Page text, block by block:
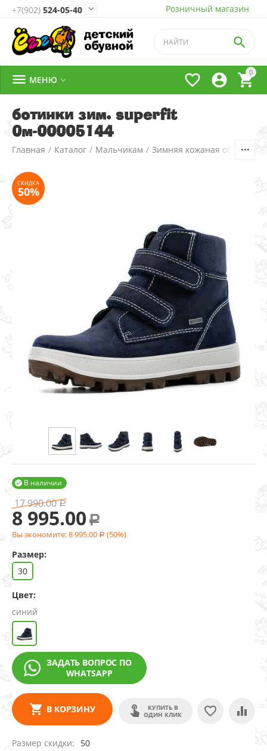
Розничный магазин
+7(902) 524-05-40 
0




 МЕНЮ 
ботинки зим. superfit
0м-00005144
Главная / Каталог / Мальчикам / Зимняя кожаная обувь /
СКИДКА
50%
В наличии

17 990.00 Р
8 995.00 Р
Вы экономите:8 995.00 Р (50%)
Размер:
30
Цвет:
синий
ЗАДАТЬ ВОПРОС ПО
WHATSAPP
В КОРЗИНУ
КУПИТЬ В
ОДИН КЛИК
Размер скидки 50